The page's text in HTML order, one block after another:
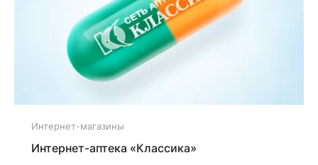
Интернет-магазины
Интернет-аптека «Классика»